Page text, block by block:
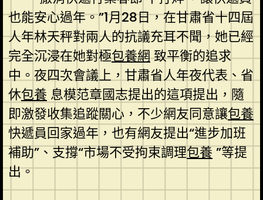
也能安心過年。”1月28日，在甘肅省十四屆
人年林天秤對兩人的抗議充耳不聞，她已經
完全沉浸在她對極包養網致平衡的追求
中。夜四次會議上，甘肅省人年夜代表、省
休包養 息模范章國志提出的這項提出，隨
即激發收集追蹤關心，不少網友同意讓包養
快遞員回家過年，也有網友提出“進步加班
補助”、支撐“市場不受拘束調理包養”等提
出。